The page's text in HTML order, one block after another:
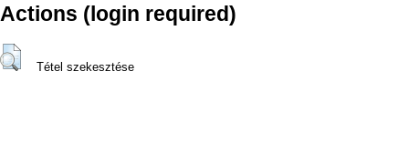
Actions (login required)
Tétel szekesztése